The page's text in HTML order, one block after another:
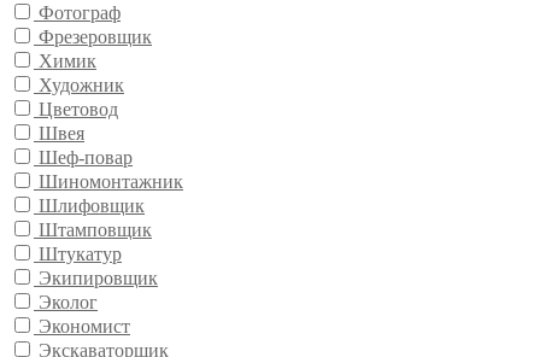
Фотограф
Фрезеровщик
Химик
Художник
Цветовод
Швея
Шеф-повар
Шиномонтажник
Шлифовщик
Штамповщик
Штукатур
Экипировщик
Эколог
Экономист
Экскаваторщик